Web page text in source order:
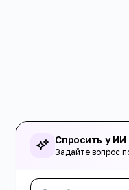
Спросить у ИИ
Задайте вопрос